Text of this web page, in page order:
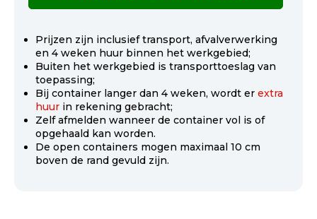
bielzen
Prijzen zijn inclusief transport, afvalverwerking
en 4 weken huur binnen het werkgebied;
Buiten het werkgebied is transporttoeslag van
toepassing;
Bij container langer dan 4 weken, wordt er extra
huur in rekening gebracht;
Zelf afmelden wanneer de container vol is of
opgehaald kan worden.
De open containers mogen maximaal 10 cm
boven de rand gevuld zijn.